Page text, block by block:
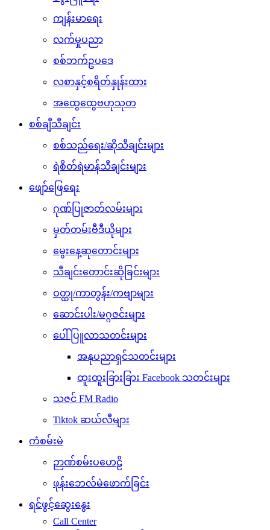
ကျန်းမာရေး
လက်မှုပညာ
စစ်ဘက်ဥပဒေ
လစာနှင့်စရိတ်နှုန်းထား
အထွေထွေဗဟုသုတ
စစ်ချီသီချင်း
စစ်သည်ရေး/ဆိုသီချင်းများ
ရဲစိတ်ရဲမာန်သီချင်းများ
ဖျော်ဖြေရေး
ဂုဏ်ပြုဇာတ်လမ်းများ
မှတ်တမ်းဗီဒီယိုများ
မွေးနေ့ဆုတောင်းများ
သီချင်းတောင်းဆိုခြင်းများ
ဝတ္ထု/ကာတွန်း/ကဗျာများ
ဆောင်းပါး/မဂ္ဂဇင်းများ
ပေါ်ပြူလာသတင်းများ
အနုပညာရှင်သတင်းများ
ထူးထူးခြားခြား Facebook သတင်းများ
သဇင် FM Radio
Tiktok ဆယ်လီများ
ကံစမ်းမဲ
ဉာဏ်စမ်းပဟေဠိ
ဖုန်းဘေလ်မဲဖောက်ခြင်း
ရင်ဖွင့်ဆွေးနွေး
Call Center